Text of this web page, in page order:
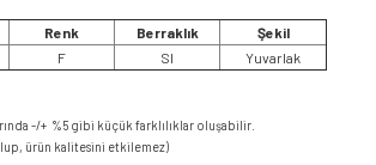
Renk Berraklık
Şekil
F SI Yuvarlak
-/+ %5 gibi küçük farklılıklar oluşabilir.
ürün kalitesini etkilemez)